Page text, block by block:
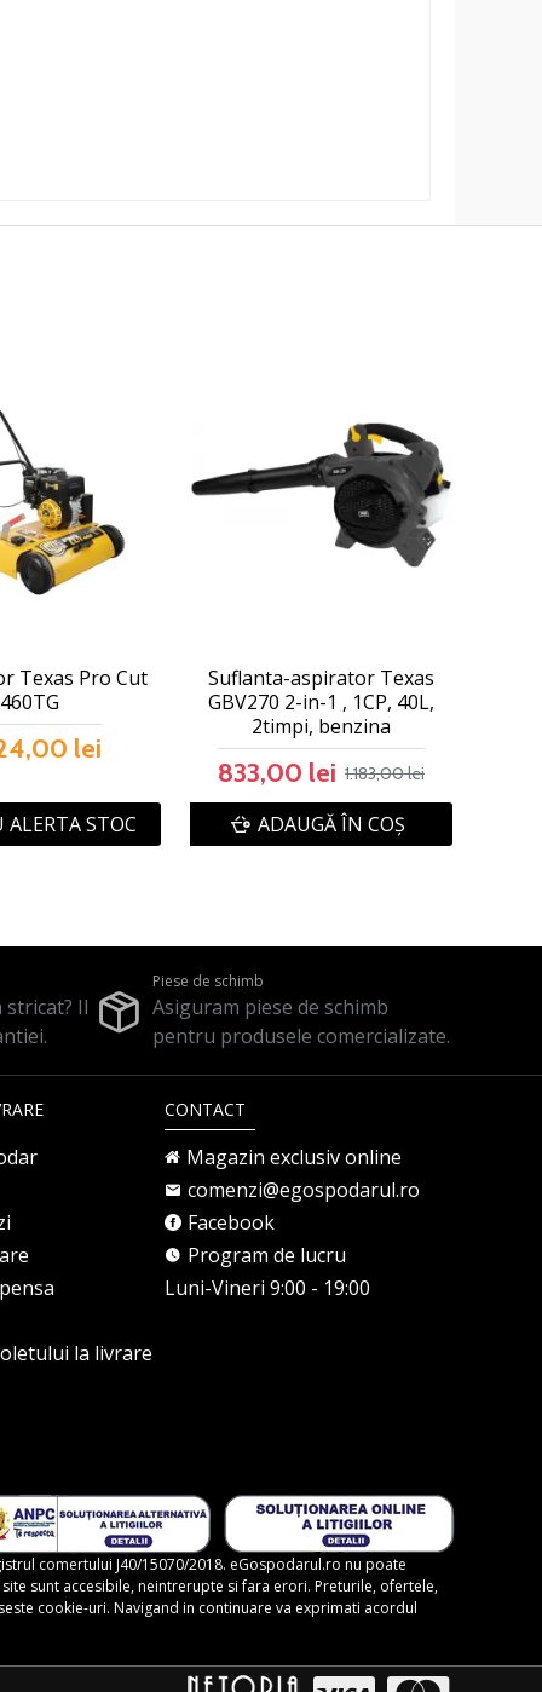
Texas Pro Cut
460TG
lei
ALERTA STOC
Suflanta-aspirator Texas
GBV270 2-in-1 , 1CP, 40L,
2timpi, benzina
833,00 lei 1.183,00 lei
ADAUGĂ ÎN COŞ
stricat? Il
Piese de schimb
Asiguram piese de schimb
pentru produsele comercializate.
la livrare
CONTACT
Magazin exclusiv online
comenzi@egospodarul.ro
Facebook
Program de lucru
Luni-Vineri 9:00 - 19:00
comertului J40/15070/2018. eGospodarul.ro nu poate
sunt accesibile, neintrerupte si fara erori. Preturile, ofertele,
cookie-uri. Navigand in continuare va exprimati acordul